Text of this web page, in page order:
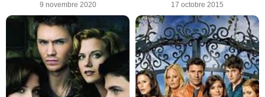
9 novembre 2020 17 octobre 2015